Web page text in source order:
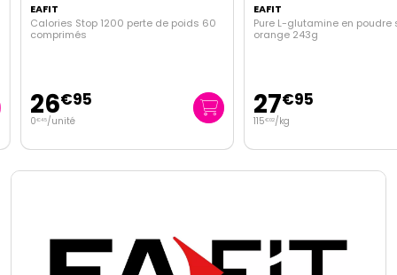
EAFIT
Calories Stop 1200 perte de poids 60
comprimés
26€95
€45/unité
EAFIT
Pure L-glutamine en poudre
orange 243g
27€95
115 €02/kg